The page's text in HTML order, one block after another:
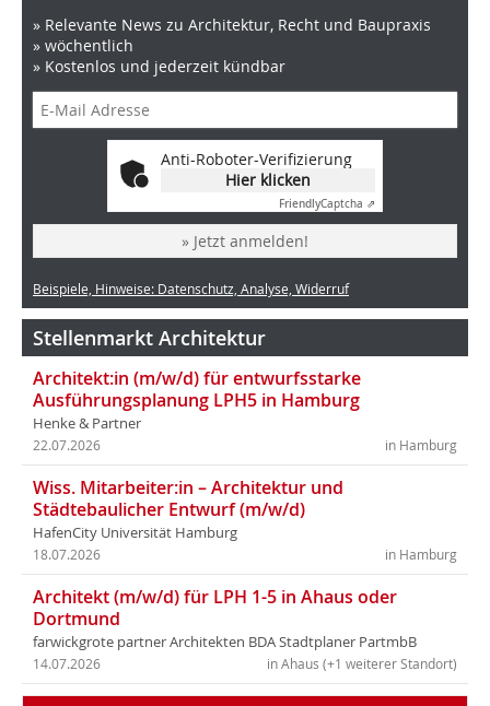
» Relevante News zu Architektur, Recht und Baupraxis
» wöchentlich
» Kostenlos und jederzeit kündbar
Anti-Roboter-Verifizierung
Hier klicken
FriendlyCaptcha ⇗
» Jetzt anmelden!
Beispiele, Hinweise: Datenschutz, Analyse, Widerruf
Stellenmarkt Architektur
Architekt:in (m/w/d) für entwurfsstarke
Ausführungsplanung LPH5 in Hamburg
Henke & Partner
in Hamburg
22.07.2026
Wiss. Mitarbeiter:in – Architektur und
Städtebaulicher Entwurf (m/w/d)
HafenCity Universität Hamburg
in Hamburg
18.07.2026
Architekt (m/w/d) für LPH 1-5 in Ahaus oder
Dortmund
farwickgrote partner Architekten BDA Stadtplaner PartmbB
in Ahaus (+1 weiterer Standort)
14.07.2026